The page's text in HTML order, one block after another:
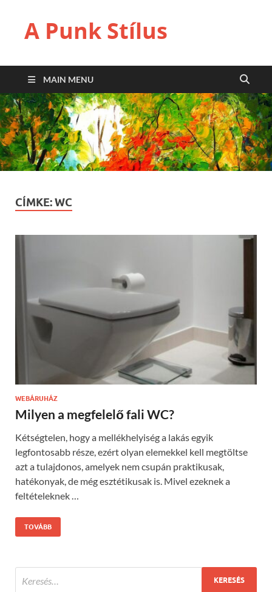
A Punk Stílus
MAIN MENU
CÍMKE:WC
WEBÁRUHÁZ
Milyen a megfelelő fali WC?
Kétségtelen, hogy a mellékhelyiség a lakás egyik
legfontosabb része, ezért olyan elemekkel kell megtöltse
azt a tulajdonos, amelyek nem csupán praktikusak,
hatékonyak, de még esztétikusak is. Mivel ezeknek a
feltételeknek …
TOVÁBB